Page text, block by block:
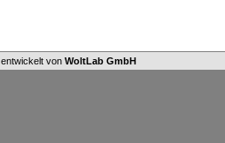
, entwickelt von WoltLab GmbH